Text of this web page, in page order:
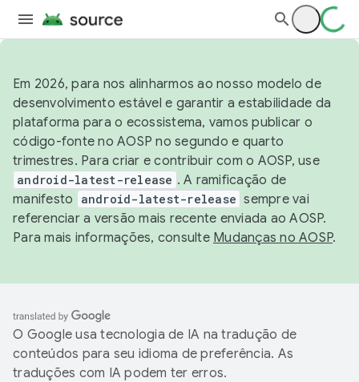
Em 2026, para nos alinharmos ao nosso modelo de
desenvolvimento estável e garantir a estabilidade da
plataforma para o ecossistema, vamos publicar o
código-fonte no AOSP no segundo e quarto
trimestres. Para criar e contribuir com o AOSP, use
android-latest-release . A ramificação de
manifesto
android-latest-release sempre vai
referenciar a versão mais recente enviada ao AOSP.
Para mais informações, consulte Mudanças no AOSP.
O Google usa tecnologia de IA na tradução de
conteúdos para seu idioma de preferência. As
traduções com IA podem ter erros.